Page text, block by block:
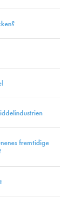
fremtidige